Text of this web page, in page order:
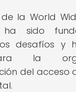
la World
ha sido
desafíos y
la
del acceso